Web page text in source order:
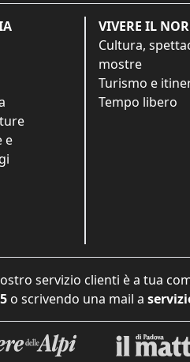
e
VIVERE IL
Cultura,
mostre
Turismo e
Tempo libero
servizio clienti è a tua
o scrivendo una mail a